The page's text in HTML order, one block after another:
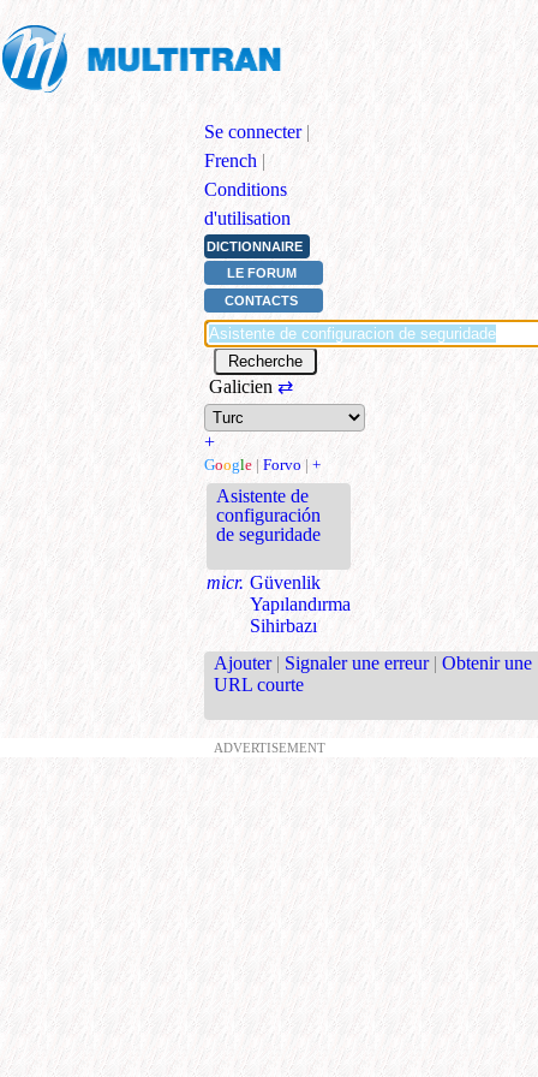
Se connecter |
French |
Conditions
d'utilisation
DICTIONNAIRE
LE FORUM
CONTACTS
Galicien ⇄
+
Google | Forvo | +
Asistente de
configuración
de seguridade
micr. Güvenlik
Yapılandırma
Sihirbazı
Ajouter | Signaler une erreur | Obtenir une
URL courte
ADVERTISEMENT